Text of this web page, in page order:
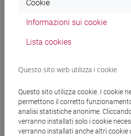
Non sono richiesti particolari
Contenuti
Il corso monografico si
dedicati a Musica e stati
focalizza, quest'anno, il caso
ascolto, concerto spirituale")
Cookie
Informazioni sui cookie
Lista cookies
Questo sito web utilizza i cookie
Questo sito utilizza cookie. I cookie
permettono il corretto
analisi statistiche anonime.
verranno installati solo i cookie
verranno installati anche altri cookie